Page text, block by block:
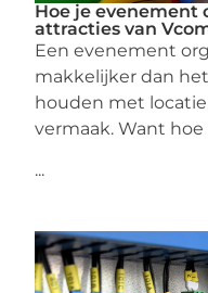
Hoe je
attracties van
Een evenement
makkelijker dan
houden met
vermaak. Want
...